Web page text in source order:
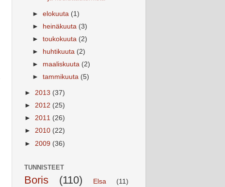
► elokuuta (1)
► heinäkuuta (3)
► toukokuuta (2)
►
huhtikuuta (2)
► maaliskuuta (2)
► tammikuuta (5)
► 2013 (37)
► 2012 (25)
► 2011 (26)
► 2010 (22)
► 2009 (36)
TUNNISTEET
Boris (110) Elsa
(11)